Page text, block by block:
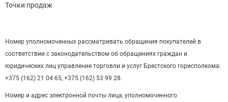
Точки продаж
Номер уполномоченных рассматривать обращения покупателей в
соответствии с законодательством об обращениях граждан и
юридических лиц управление торговли и услуг Брестского горисполкома:
+375 (162) 21 04 65, +375 (162) 53 99 28.
Номер и адрес электронной почты лица, уполномоченного